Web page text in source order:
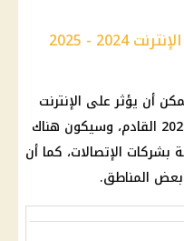
- 2025
أن يؤثر على الإنترنت
سيكون نشطا في 2024 الجاري، و2025 القادم، وسيكون هناك
بشركات الإتصالات، كما أن
المناطق.